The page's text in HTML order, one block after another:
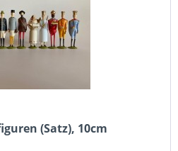
(Satz), 10cm